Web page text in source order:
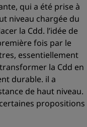
qui a été prise à
niveau chargée du
la Cdd. l’idée de
fois par le
essentiellement
la Cdd en
durable. il a
de haut niveau.
propositions